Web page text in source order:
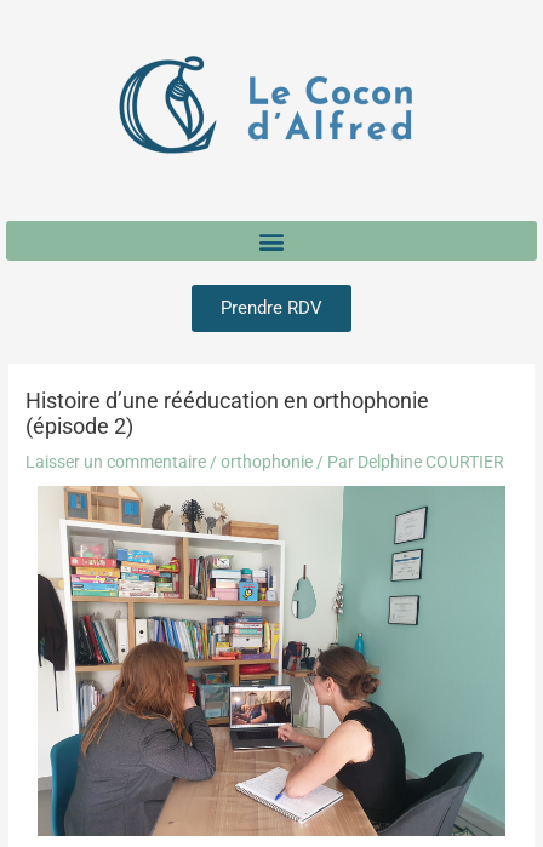
Prendre RDV
Histoire d’une rééducation en orthophonie
(épisode 2)
Laisser un commentaire /orthophonie / Par Delphine COURTIER